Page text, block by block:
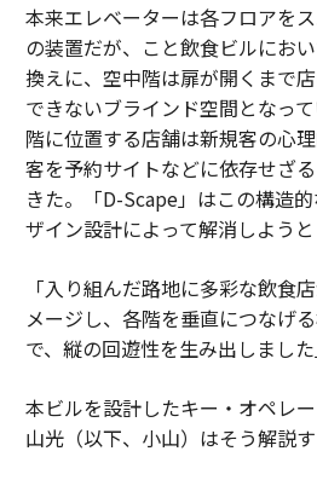
本来エレベーターは各フロアを
の装置だが、こと飲食ビルにお
換えに、空中階は扉が開くまで
できないブラインド空間となっ
階に位置する店舗は新規客の心
客を予約サイトなどに依存せざ
きた。「D-Scape」はこの構造
ザイン設計によって解消しようと
「入り組んだ路地に多彩な飲食
メージし、各階を垂直につなげ
で、縦の回遊性を生み出しました
本ビルを設計したキー・オペレ
山光（以下、小山）はそう解説す